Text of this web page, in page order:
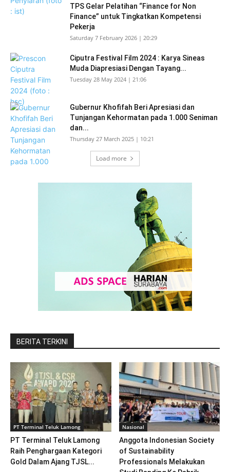
TPS Gelar Pelatihan “Finance for Non
Finance” untuk Tingkatkan Kompetensi
Pekerja
Saturday 7 February 2026 | 20:29
Ciputra Festival Film 2024 : Karya Sineas
Muda Diapresiasi Dengan Tayang...
Tuesday 28 May 2024 | 21:06
Gubernur Khofifah Beri Apresiasi dan
Tunjangan Kehormatan pada 1.000 Seniman
dan...
Thursday 27 March 2025 | 10:21
Load more
BERITA TERKINI
PT Terminal Teluk Lamong
PT Terminal Teluk Lamong
Raih Penghargaan Kategori
Gold Dalam Ajang TJSL...
Nasional
Anggota Indonesian Society
of Sustainability
Professionals Melakukan